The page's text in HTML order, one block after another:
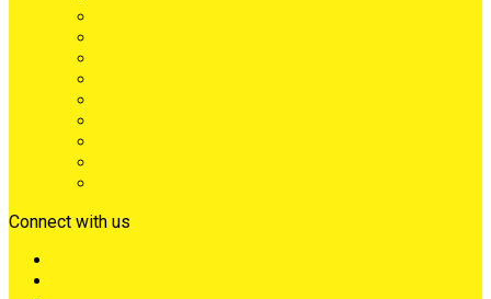
Connect with us